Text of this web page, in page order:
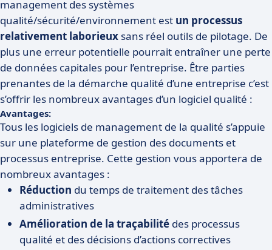
management des systèmes
qualité/sécurité/environnement est un processus
relativement laborieux sans réel outils de pilotage. De
plus une erreur potentielle pourrait entraîner une perte
de données capitales pour l’entreprise. Être parties
prenantes de la démarche qualité d’une entreprise c’est
s’offrir les nombreux avantages d’un logiciel qualité :
Avantages:
Tous les logiciels de management de la qualité s’appuie
sur une plateforme de gestion des documents et
processus entreprise. Cette gestion vous apportera de
nombreux avantages :
Réduction du temps de traitement des tâches
administratives
Amélioration de la traçabilité des processus
qualité et des décisions d’actions correctives